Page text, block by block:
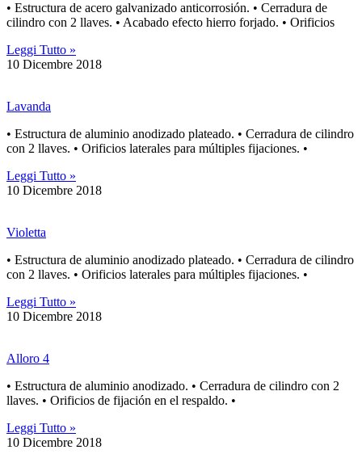
• Estructura de acero galvanizado anticorrosión. • Cerradura de
cilindro con 2 llaves. • Acabado efecto hierro forjado. • Orificios
Leggi Tutto »
10 Dicembre 2018
Lavanda
• Estructura de aluminio anodizado plateado. • Cerradura de cilindro
con 2 llaves. • Orificios laterales para múltiples fijaciones. •
Leggi Tutto »
10 Dicembre 2018
Violetta
• Estructura de aluminio anodizado plateado. • Cerradura de cilindro
con 2 llaves. • Orificios laterales para múltiples fijaciones. •
Leggi Tutto »
10 Dicembre 2018
Alloro 4
• Estructura de aluminio anodizado. • Cerradura de cilindro con 2
llaves. • Orificios de fijación en el respaldo. •
Leggi Tutto »
10 Dicembre 2018